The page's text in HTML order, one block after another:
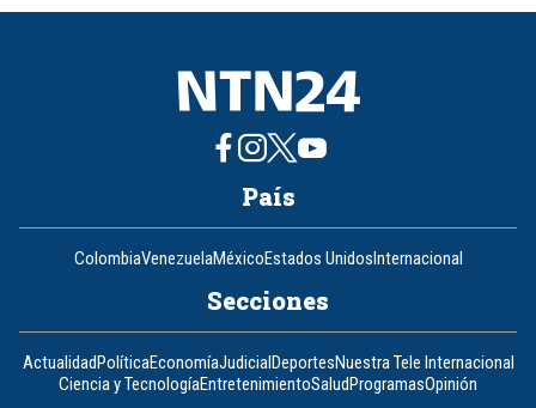
8
País
ColombiaVenezuelaMéxicoEstados UnidosInternacional
Secciones
ActualidadPolíticaEconomíaJudicialDeportesNuestra Tele Internacional
Ciencia y TecnologíaEntretenimientoSaludProgramasOpinión